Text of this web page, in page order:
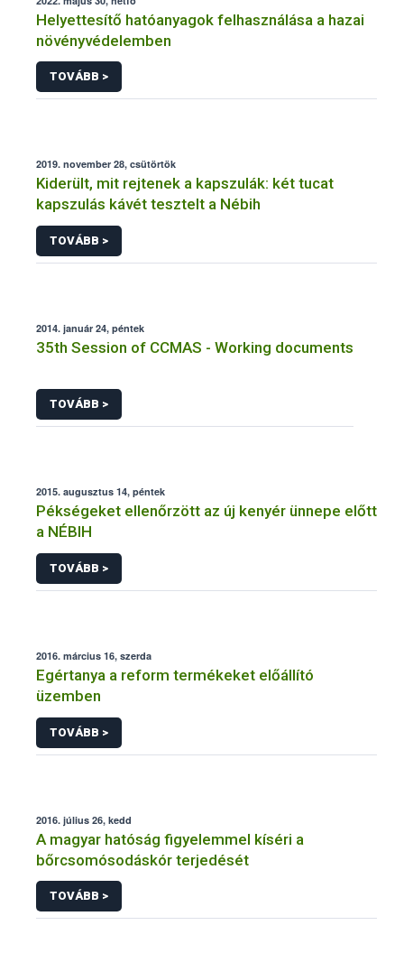
Helyettesítő hatóanyagok felhasználása a hazai
növényvédelemben
TOVÁBB >
2019. november 28, csütörtök
Kiderült, mit rejtenek a kapszulák: két tucat
kapszulás kávét tesztelt a Nébih
TOVÁBB >
2014. január 24, péntek
35th Session of CCMAS - Working documents
TOVÁBB >
2015. augusztus 14, péntek
Pékségeket ellenőrzött az új kenyér ünnepe előtt
a NÉBIH
TOVÁBB >
2016. március 16, szerda
Egértanya a reform termékeket előállító
üzemben
TOVÁBB >
2016. július 26, kedd
A magyar hatóság figyelemmel kíséri a
bőrcsomósodáskór terjedését
TOVÁBB >